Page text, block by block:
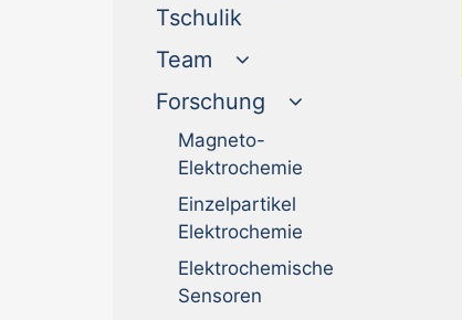
Tschulik
Team
Forschung
Magneto-
Elektrochemie
Einzelpartikel
Elektrochemie
Elektrochemische
Sensoren